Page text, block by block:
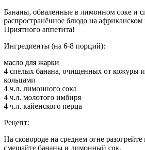
Бананы, обваленные в лимонном соке и
распространённое блюдо на африканском
Приятного аппетита!
Ингредиенты (на 6-8 порций):
масло для жарки
4 спелых банана, очищенных от кожуры
кольцами
4 ч.л. лимонного сока
4 ч.л. молотого имбиря
4 ч.л. кайенского перца
Рецепт:
На сковороде на среднем огне
смешайте бананы и лимонный сок.